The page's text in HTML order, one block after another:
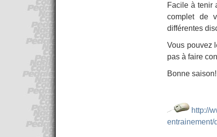
Facile à tenir
complet de
différentes
Vous pouvez
pas à faire
Bonne saison!
http://
entrainement/